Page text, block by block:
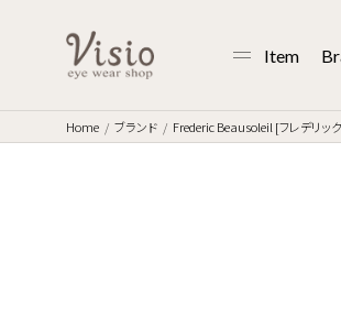
Item
Home ブランド Frederic Beausoleil [フレデリッ